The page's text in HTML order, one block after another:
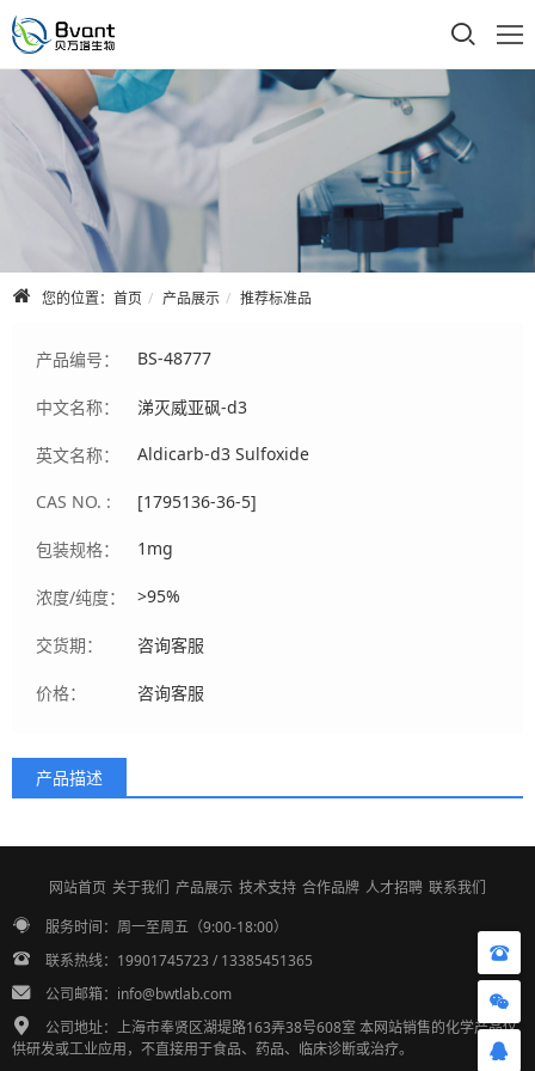
首页
公司介绍
产品展示
技术支持
人才招聘
联系我们
您的位置： 首页 产品展示 推荐标准品
产品编号： BS-48777
中文名称： 涕灭威亚砜-d3
英文名称： Aldicarb-d3 Sulfoxide
CAS NO. : [1795136-36-5]
包装规格： 1mg
浓度/纯度： >95%
交货期： 咨询客服
价格： 咨询客服
产品描述
网站首页 关于我们 产品展示 技术支持 合作品牌 人才招聘 联系我们
服务时间：周一至周五（9:00-18:00）
联系热线：19901745723 / 13385451365
公司邮箱：info@bwtlab.com
公司地址：上海市奉贤区湖堤路163弄38号608室 本网站销售的化学产品仅
供研发或工业应用，不直接用于食品、药品、临床诊断或治疗。